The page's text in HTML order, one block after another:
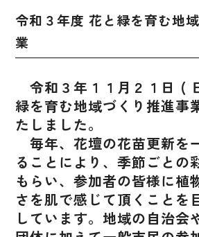
令和３年度 花と緑を育む地
業
令和３年１１月２１日 (
緑を育む地域づくり推進事
たしました。
毎年、花壇の花苗更新を
ることにより、季節ごとの
もらい、参加者の皆様に植
さを肌で感じて頂くことを
しています。地域の自治会